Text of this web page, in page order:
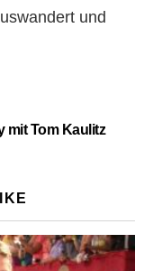
und
mit Tom Kaulitz